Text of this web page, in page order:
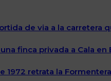
de via a la carretera
finca privada a Cala
1972 retrata la